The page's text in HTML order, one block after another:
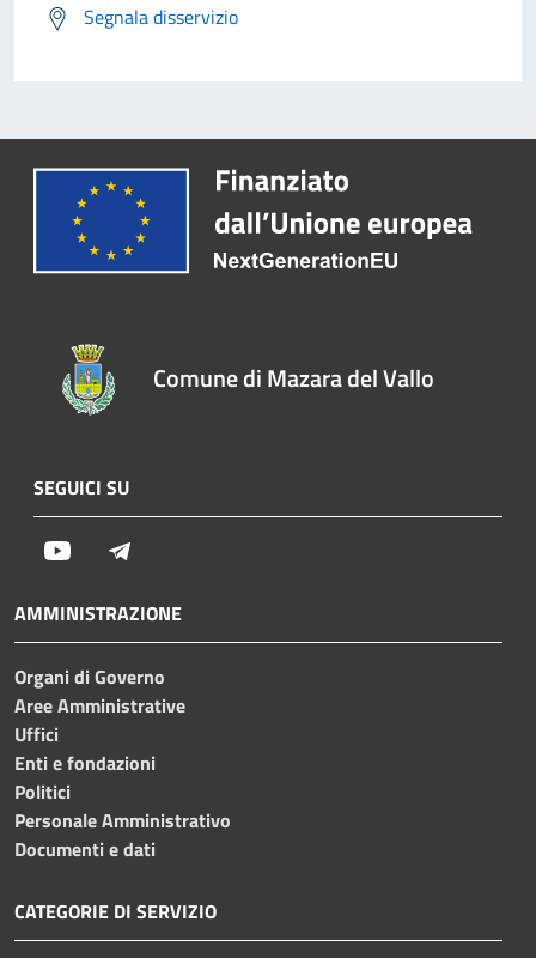
Segnala disservizio
Comune di Mazara del Vallo
SEGUICI SU
Youtube
AMMINISTRAZIONE
Organi di Governo
Aree Amministrative
Uffici
Enti e fondazioni
Politici
Personale Amministrativo
Documenti e dati
CATEGORIE DI SERVIZIO